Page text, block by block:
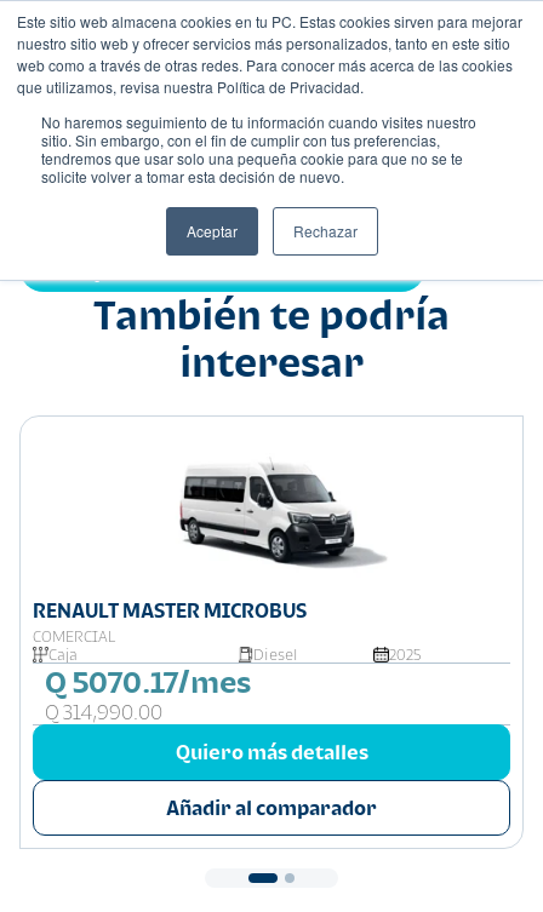
Este sitio web almacena cookies en tu PC. Estas cookies sirven para mejorar
nuestro sitio web y ofrecer servicios más personalizados, tanto en este sitio
web como a través de otras redes. Para conocer más acerca de las cookies
que utilizamos, revisa nuestra Política de Privacidad.
No haremos seguimiento de tu información cuando visites nuestro
sitio. Sin embargo, con el fin de cumplir con tus preferencias,
tendremos que usar solo una pequeña cookie para que no se te
solicite volver a tomar esta decisión de nuevo.
Aceptar Rechazar
Nombre
También te podría
interesar
RENAULT MASTER MICROBUS
COMERCIAL
Caja
Diesel 2025
Q 5070.17/mes
Q 314,990.00
Quiero más detalles
Añadir al comparador